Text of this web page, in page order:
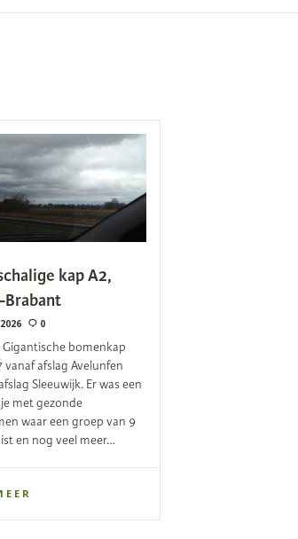
kap A2,
0
bomenkap
vanaf afslag Avelunfen
Sleeuwijk. Er was een
met gezonde
waar een groep van 9
en nog veel meer…